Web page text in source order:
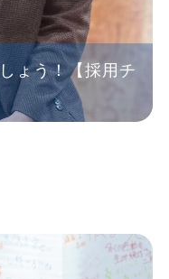
ょう！【採用チ